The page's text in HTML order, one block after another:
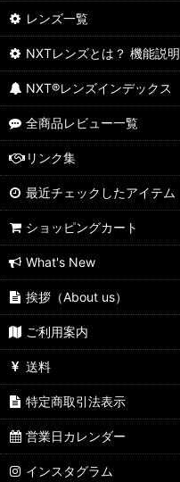
レンズ一覧
NXTレンズとは？ 機能説明
NXT®レンズインデックス
全商品レビュー一覧
リンク集
最近チェックしたアイテム
ショッピングカート
What's New
挨拶（About us）
ご利用案内
送料
特定商取引法表示
営業日カレンダー
インスタグラム